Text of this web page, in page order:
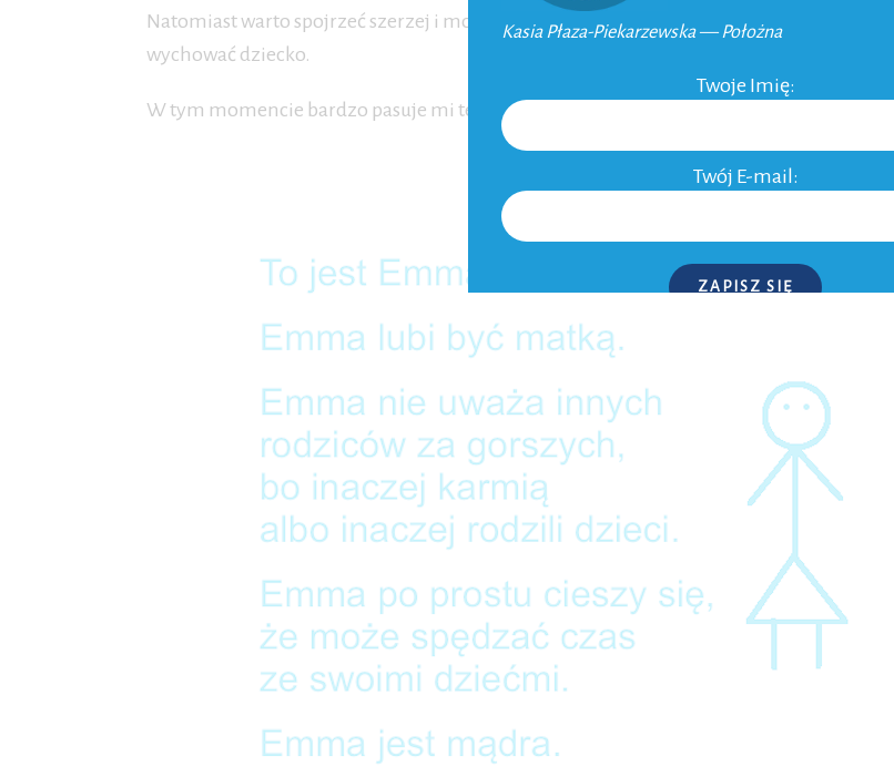
Natomiast warto spojrzeć szerzej i może okazać się, że jest mnóstwo sposobów by dobrze
wychować dziecko.
W tym momencie bardzo pasuje mi ten obrazek opublikowany przez
Kasia Płaza-Piekarzewska — Położna
Twoje Imię:
Twój E-mail:
ZAPISZ SIĘ
P.S. W każdej chwili możesz wypisać się z kursu.